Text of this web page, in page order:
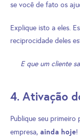
se você de fato os
Explique isto a eles.
reciprocidade deles
E que um cliente
4. Ativação
Publique seu primeiro
empresa, ainda hoje!